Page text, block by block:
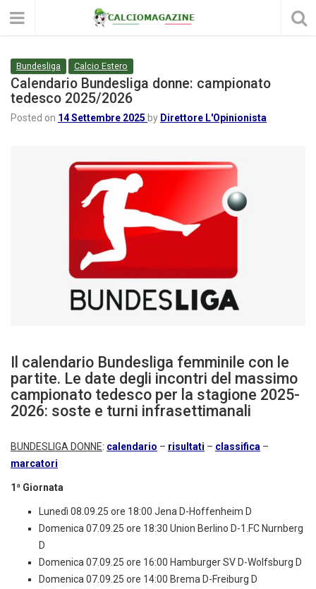
Bundesliga Calcio Estero
Calendario Bundesliga donne: campionato
tedesco 2025/2026
Posted on 14 Settembre 2025 by Direttore L'Opinionista
Il calendario Bundesliga femminile con le
partite. Le date degli incontri del massimo
campionato tedesco per la stagione 2025-
2026: soste e turni infrasettimanali
BUNDESLIGA DONNE: calendario – risultati – classifica –
marcatori
1ª Giornata
Lunedì 08.09.25 ore 18:00 Jena D-Hoffenheim D
Domenica 07.09.25 ore 18:30 Union Berlino D-1.FC Nurnberg
D
Domenica 07.09.25 ore 16:00 Hamburger SV D-Wolfsburg D
Domenica 07.09.25 ore 14:00 Brema D-Freiburg D